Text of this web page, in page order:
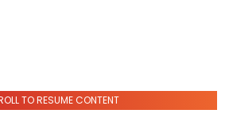
TO RESUME CONTENT